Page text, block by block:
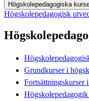
Högskolepedagogiska
Högskolepedagogisk
Grundkurser i
Fortsättningskurser